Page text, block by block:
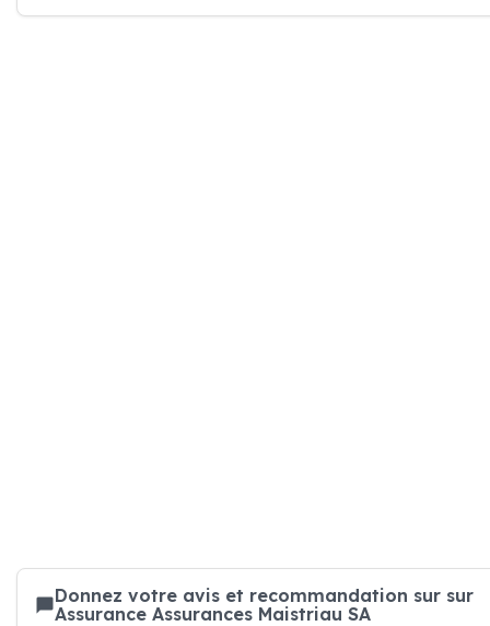
Donnez votre avis et recommandation sur sur
Assurance Assurances Maistriau SA